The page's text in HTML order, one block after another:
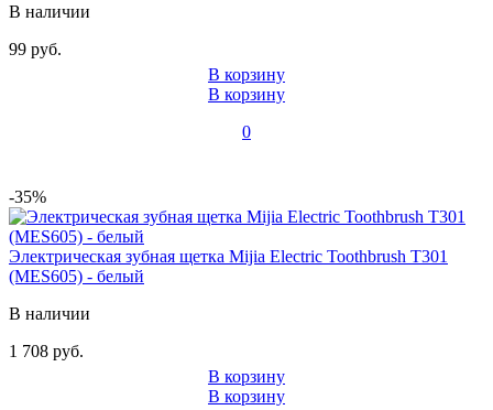
В наличии
99 руб.
В корзину
В корзину
0
-35%
Электрическая зубная щетка Mijia Electric Toothbrush T301
(MES605) - белый
В наличии
1 708 руб.
В корзину
В корзину